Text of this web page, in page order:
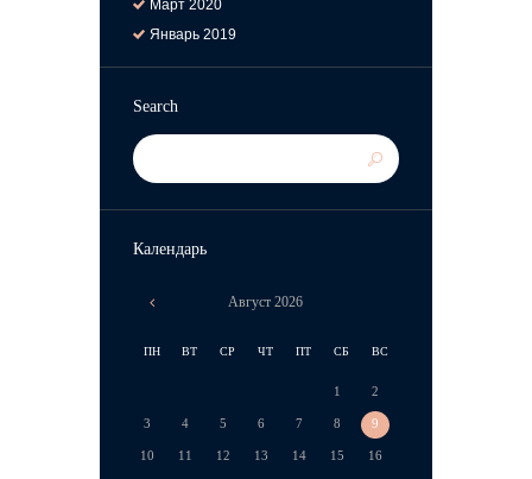
Март2020
Январь2019
Search
Календарь
Август2026
ПН ВТ СР ЧТ ПТ СБ ВС
1 2
3 4 5 6 7 8 9
10 11 12 13 14 15 16